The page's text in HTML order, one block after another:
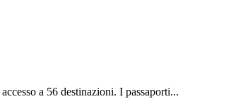
a 56 destinazioni. I passaporti...